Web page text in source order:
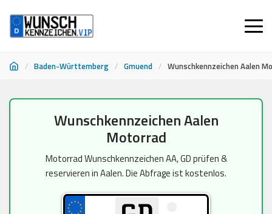
/ Baden-Württemberg / Gmuend / Wunschkennzeichen Aalen
Wunschkennzeichen Aalen
Motorrad
Motorrad Wunschkennzeichen AA, GD prüfen &
reservieren in Aalen. Die Abfrage ist kostenlos.